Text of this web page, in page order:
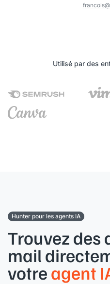
Utilisé par des
Hunter pour les agents IA
Trouvez des
mail
votre agent